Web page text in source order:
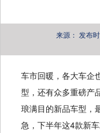
来源： 发布
车市回暖，各大车企
型，还有众多重磅产
琅满目的新品车型，
急，下半年这4款新